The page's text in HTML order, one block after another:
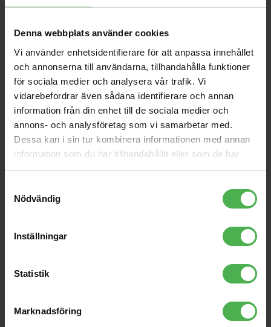
Denna webbplats använder cookies
Vi använder enhetsidentifierare för att anpassa innehållet
och annonserna till användarna, tillhandahålla funktioner
för sociala medier och analysera vår trafik. Vi
vidarebefordrar även sådana identifierare och annan
information från din enhet till de sociala medier och
annons- och analysföretag som vi samarbetar med.
Dessa kan i sin tur kombinera informationen med annan
information som du har tillhandahållit eller som de har
samlat in när du har använt deras tjänster.
Nödvändig
Inställningar
Statistik
Marknadsföring
Andra som handlade Promark TX718W köpte även
RMC-B50 15m
401 kr
1xRCA Fe > 1x6.3mm Ma
Unbalanced Patch Cables
360 kr
8020-440
209 kr
2222 kr
255 kr